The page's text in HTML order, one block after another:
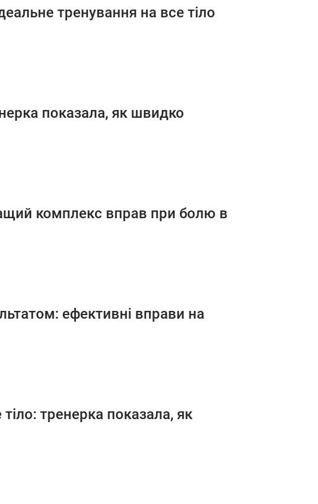
тренування на все тіло
показала, як швидко
комплекс вправ при болю в
ефективні вправи на
тренерка показала, як